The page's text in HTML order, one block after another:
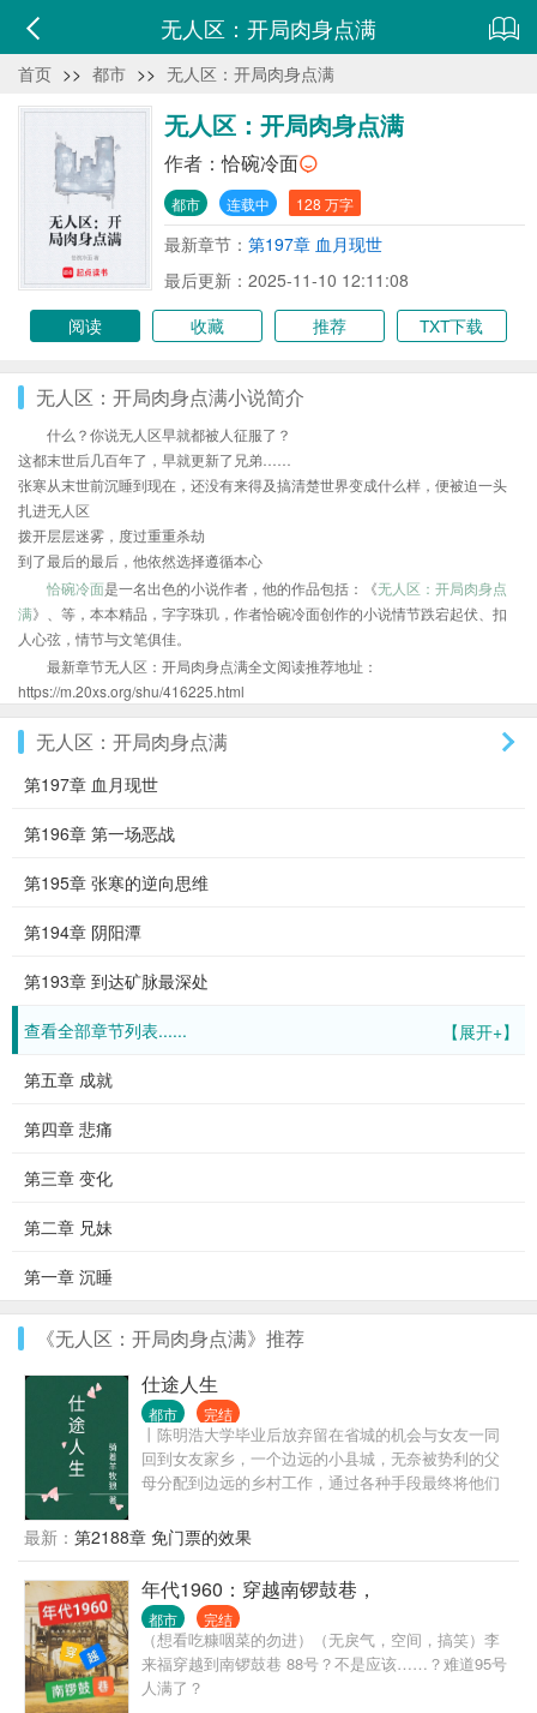
无人区：开局肉身点满
首页 >> 都市 >> 无人区：开局肉身点满
无人区：开局肉身点满
作者：恰碗冷面
都市 连载中 128 万字
最新章节： 第197章 血月现世
最后更新：2025-11-10 12:11:08
阅读
收藏 推荐 TXT下载
无人区：开局肉身点满小说简介
什么？你说无人区早就都被人征服了？
这都末世后几百年了，早就更新了兄弟……
张寒从末世前沉睡到现在，还没有来得及搞清楚世界变成什么样，便被迫一头
扎进无人区
拨开层层迷雾，度过重重杀劫
到了最后的最后，他依然选择遵循本心
恰碗冷面是一名出色的小说作者，他的作品包括：《无人区：开局肉身点
满》、等，本本精品，字字珠玑，作者恰碗冷面创作的小说情节跌宕起伏、扣
人心弦，情节与文笔俱佳。
最新章节无人区：开局肉身点满全文阅读推荐地址：
https://m.20xs.org/shu/416225.html
无人区：开局肉身点满
第197章 血月现世
第196章 第一场恶战
第195章 张寒的逆向思维
第194章 阴阳潭
第193章 到达矿脉最深处
【展开+】
查看全部章节列表......
第五章 成就
第四章 悲痛
第三章 变化
第二章 兄妹
第一章 沉睡
《无人区：开局肉身点满》推荐
仕途人生
都市 完结
丨陈明浩大学毕业后放弃留在省城的机会与女友一同
回到女友家乡，一个边远的小县城，无奈被势利的父
母分配到边远的乡村工作，通过各种手段最终将他们
在背景的支持和自己的努力之下，一路披荆斩棘，仕
途高歌，做到了封疆大吏，实现了他仕途之初许下
的“当官不为民做主，不如回家卖红薯”的初心誓言。
最新： 第2188章 免门票的效果
年代1960：穿越南锣鼓巷，
都市 完结
（想看吃糠咽菜的勿进）（无戾气，空间，搞笑）李
来福穿越到南锣鼓巷 88号？不是应该……？难道95号
人满了？